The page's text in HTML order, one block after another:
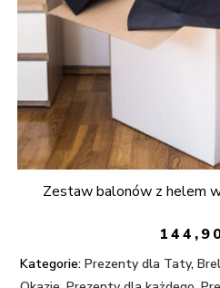
Zestaw balonów z helem
Kategorie: Prezenty dla Taty,